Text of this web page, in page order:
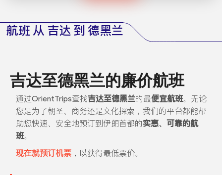
航班 从 吉达 到 德黑兰
吉达至德黑兰的廉价航班
通过OrientTrips查找吉达至德黑兰的最便宜航班。无论
您是为了朝圣、商务还是文化探索，我们的平台都能帮
助您快速、安全地预订到伊朗首都的实惠、可靠的航
班。
现在就预订机票，以获得最低票价。